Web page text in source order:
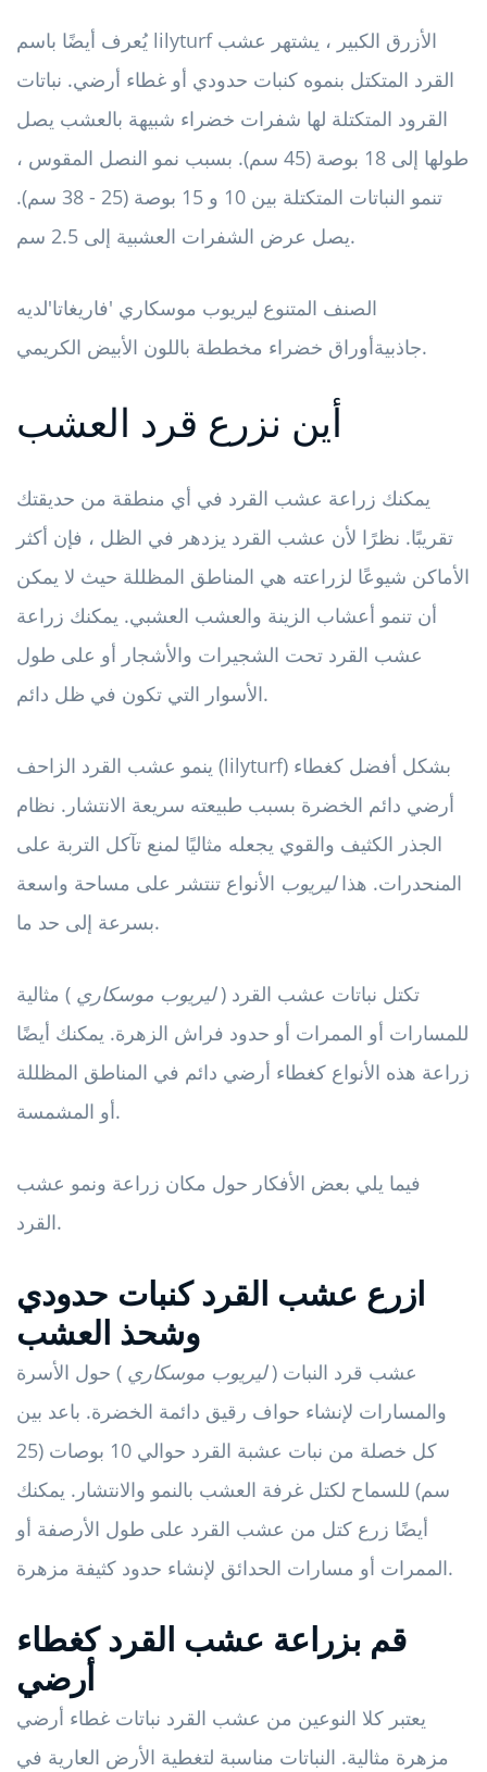
يُعرف أيضًا باسم lilyturf الأزرق الكبير ، يشتهر عشب
القرد المتكتل بنموه كنبات حدودي أو غطاء أرضي. نباتات
القرود المتكتلة لها شفرات خضراء شبيهة بالعشب يصل
طولها إلى 18 بوصة (45 سم). بسبب نمو النصل المقوس ،
تنمو النباتات المتكتلة بين 10 و 15 بوصة (25 - 38 سم).
يصل عرض الشفرات العشبية إلى 2.5 سم.
الصنف المتنوع ليريوب موسكاري 'فاريغاتا'لديه
جاذبيةأوراق خضراء مخططة باللون الأبيض الكريمي.
أين نزرع قرد العشب
يمكنك زراعة عشب القرد في أي منطقة من حديقتك
تقريبًا. نظرًا لأن عشب القرد يزدهر في الظل ، فإن أكثر
الأماكن شيوعًا لزراعته هي المناطق المظللة حيث لا يمكن
أن تنمو أعشاب الزينة والعشب العشبي. يمكنك زراعة
عشب القرد تحت الشجيرات والأشجار أو على طول
الأسوار التي تكون في ظل دائم.
ينمو عشب القرد الزاحف (lilyturf) بشكل أفضل كغطاء
أرضي دائم الخضرة بسبب طبيعته سريعة الانتشار. نظام
الجذر الكثيف والقوي يجعله مثاليًا لمنع تآكل التربة على
المنحدرات. هذاليريوب الأنواع تنتشر على مساحة واسعة
بسرعة إلى حد ما.
تكتل نباتات عشب القرد (ليريوب موسكاري ) مثالية
للمسارات أو الممرات أو حدود فراش الزهرة. يمكنك أيضًا
زراعة هذه الأنواع كغطاء أرضي دائم في المناطق المظللة
أو المشمسة.
فيما يلي بعض الأفكار حول مكان زراعة ونمو عشب
القرد.
ازرع عشب القرد كنبات حدودي
وشحذ العشب
عشب قرد النبات (ليريوب موسكاري ) حول الأسرة
والمسارات لإنشاء حواف رقيق دائمة الخضرة. باعد بين
كل خصلة من نبات عشبة القرد حوالي 10 بوصات (25
سم) للسماح لكتل ​​غرفة العشب بالنمو والانتشار. يمكنك
أيضًا زرع كتل من عشب القرد على طول الأرصفة أو
الممرات أو مسارات الحدائق لإنشاء حدود كثيفة مزهرة.
قم بزراعة عشب القرد كغطاء
أرضي
يعتبر كلا النوعين من عشب القرد نباتات غطاء أرضي
مزهرة مثالية. النباتات مناسبة لتغطية الأرض العارية في